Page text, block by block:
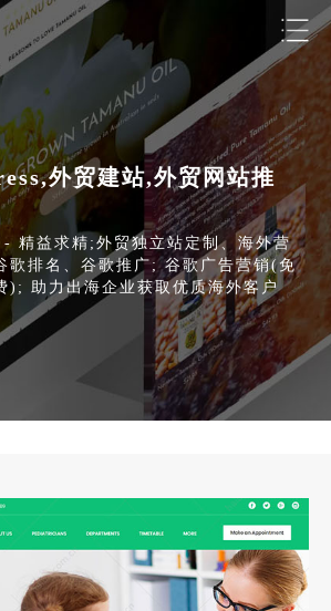
外贸建站,外贸网站推
精益求精;外贸独立站定制、海外营
歌排名、谷歌推广; 谷歌广告营销(免
); 助力出海企业获取优质海外客户